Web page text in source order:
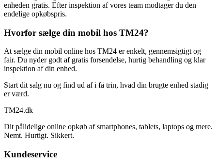
enheden gratis. Efter inspektion af vores team modtager du den
endelige opkøbspris.
Hvorfor sælge din mobil hos TM24?
At sælge din mobil online hos TM24 er enkelt, gennemsigtigt og
fair. Du nyder godt af gratis forsendelse, hurtig behandling og klar
inspektion af din enhed.
Start dit salg nu og find ud af i få trin, hvad din brugte enhed stadig
er værd.
TM24.dk
Dit pålidelige online opkøb af smartphones, tablets, laptops og mere.
Nemt. Hurtigt. Sikkert.
Kundeservice